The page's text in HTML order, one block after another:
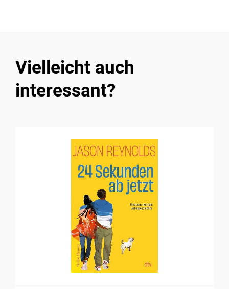
Vielleicht auch
interessant?